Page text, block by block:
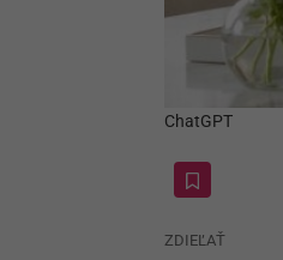
ChatGPT
ZDIEĽAŤ